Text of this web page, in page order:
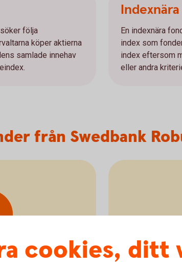
följa
köper aktierna
samlade innehav
En indexnära
index som
index eftersom
eller andra
från Swedbank
cookies, ditt